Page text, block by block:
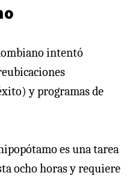
intentó
y programas de
es una tarea
ocho horas y requiere